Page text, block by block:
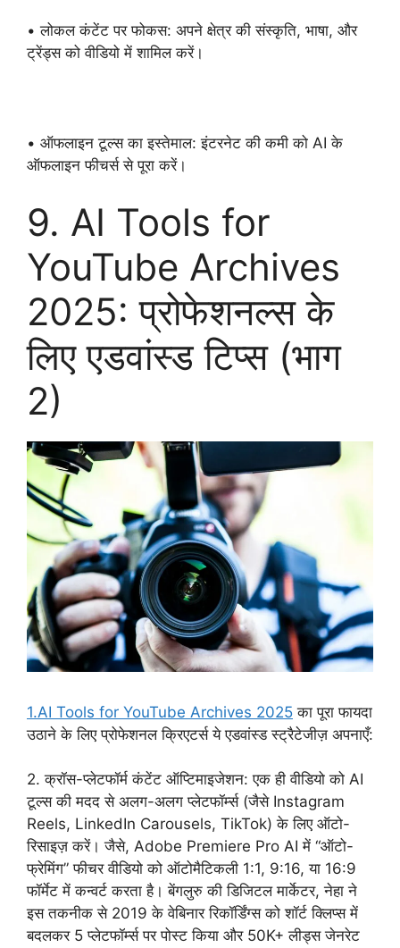
• लोकल कंटेंट पर फोकस: अपने क्षेत्र की संस्कृति, भाषा, और
ट्रेंड्स को वीडियो में शामिल करें।
• ऑफलाइन टूल्स का इस्तेमाल: इंटरनेट की कमी को AI के
ऑफलाइन फीचर्स से पूरा करें।
9. AI Tools for
YouTube Archives
2025: प्रोफेशनल्स के
लिए एडवांस्ड टिप्स (भाग
2)
1.AI Tools for YouTube Archives 2025 का पूरा फायदा
उठाने के लिए प्रोफेशनल क्रिएटर्स ये एडवांस्ड स्ट्रैटेजीज़ अपनाएँ:
2. क्रॉस-प्लेटफॉर्म कंटेंट ऑप्टिमाइजेशन: एक ही वीडियो को AI
टूल्स की मदद से अलग-अलग प्लेटफॉर्म्स (जैसे Instagram
Reels, LinkedIn Carousels, TikTok) के लिए ऑटो-
रिसाइज़ करें। जैसे, Adobe Premiere Pro AI में “ऑटो-
फ्रेमिंग” फीचर वीडियो को ऑटोमैटिकली 1:1, 9:16, या 16:9
फॉर्मेट में कन्वर्ट करता है। बेंगलुरु की डिजिटल मार्केटर, नेहा ने
इस तकनीक से 2019 के वेबिनार रिकॉर्डिंग्स को शॉर्ट क्लिप्स में
बदलकर 5 प्लेटफॉर्म्स पर पोस्ट किया और 50K+ लीड्स जेनरेट